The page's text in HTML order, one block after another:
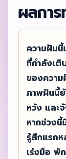
ผลกา
ความฝันนี้
ที่กำลังเติ
ของควา
ภาพฝันนี้ยั
หวัง และ
หากช่วงนี้
รู้สึกแรกห
เร่งมือ พั